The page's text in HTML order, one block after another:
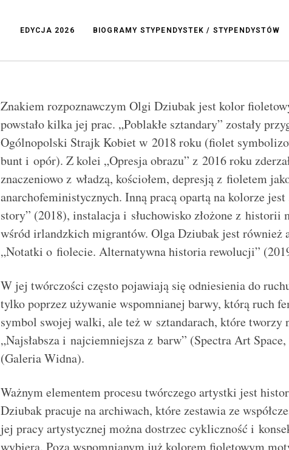
EDYCJA 2026 BIOGRAMY STYPENDYSTEK / STYPENDYSTÓW
Znakiem rozpoznawczym Olgi Dziubak jest kolor
powstało kilka jej prac. „Poblakłe sztandary” zostały
Ogólnopolski Strajk Kobiet w 2018 roku (fiolet
bunt i opór). Z kolei „Opresja obrazu” z 2016 roku
znaczeniowo z władzą, kościołem, depresją z fioletem
anarchofeministycznych. Inną pracą opartą na kolorze
story” (2018), instalacja i słuchowisko złożone z historii
wśród irlandzkich migrantów. Olga Dziubak jest również
„Notatki o fiolecie. Alternatywna historia rewolucji”
W jej twórczości często pojawiają się odniesienia do
tylko poprzez używanie wspomnianej barwy, którą ruch
symbol swojej walki, ale też w sztandarach, które tworzy
„Najsłabsza i najciemniejsza z barw” (Spectra Art
(Galeria Widna).
Ważnym elementem procesu twórczego artystki jest
Dziubak pracuje na archiwach, które zestawia ze
jej pracy artystycznej można dostrzec cykliczność i
wybiera. Poza wspomnianym już kolorem fioletowym